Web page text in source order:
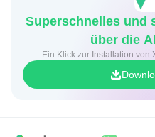
Superschnelles und
über die
Ein Klick zur Installation von